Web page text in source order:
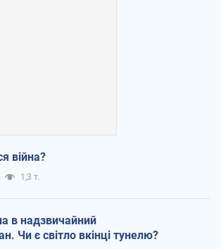
війна?
1,3 т.
в надзвичайний
Чи є світло вкінці тунелю?